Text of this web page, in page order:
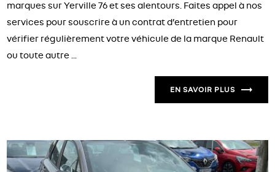
marques sur Yerville 76 et ses alentours. Faites appel à nos
services pour souscrire à un contrat d’entretien pour
vérifier régulièrement votre véhicule de la marque Renault
ou toute autre ...
EN SAVOIR PLUS